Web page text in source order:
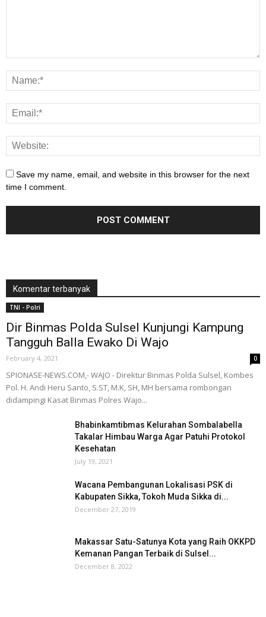
Save my name, email, and website in this browser for the next
time I comment.
Komentar terbanyak
TNI - Polri
Dir Binmas Polda Sulsel Kunjungi Kampung
Tangguh Balla Ewako Di Wajo
February 4, 2021 0
SPIONASE-NEWS.COM,- WAJO - Direktur Binmas Polda Sulsel, Kombes
Pol. H. Andi Heru Santo, S.ST, M.K, SH, MH bersama rombongan
didampingi Kasat Binmas Polres Wajo...
Bhabinkamtibmas Kelurahan Sombalabella
Takalar Himbau Warga Agar Patuhi Protokol
Kesehatan
July 19, 2021
Wacana Pembangunan Lokalisasi PSK di
Kabupaten Sikka, Tokoh Muda Sikka di...
December 27, 2019
Makassar Satu-Satunya Kota yang Raih OKKPD
Kemanan Pangan Terbaik di Sulsel...
December 8, 2022